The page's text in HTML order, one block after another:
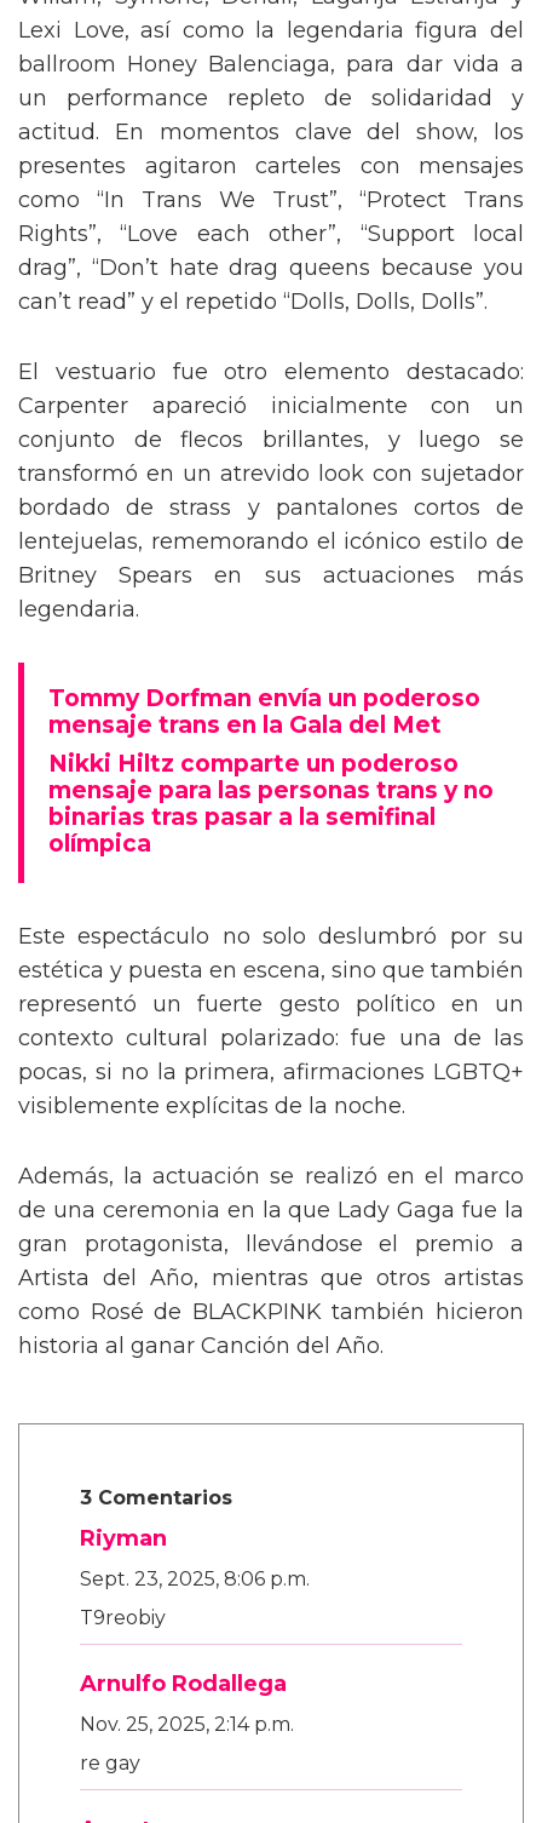
Willam, Symone, Denali, Laganja Estranja y
Lexi Love, así como la legendaria figura del
ballroom Honey Balenciaga, para dar vida a
un performance repleto de solidaridad y
actitud. En momentos clave del show, los
presentes agitaron carteles con mensajes
como “In Trans We Trust”, “Protect Trans
Rights”, “Love each other”, “Support local
drag”, “Don’t hate drag queens because you
can’t read” y el repetido “Dolls, Dolls, Dolls”.
El vestuario fue otro elemento destacado:
Carpenter apareció inicialmente con un
conjunto de flecos brillantes, y luego se
transformó en un atrevido look con sujetador
bordado de strass y pantalones cortos de
lentejuelas, rememorando el icónico estilo de
Britney Spears en sus actuaciones más
legendaria.
Tommy Dorfman envía un poderoso
mensaje trans en la Gala del Met
Nikki Hiltz comparte un poderoso
mensaje para las personas trans y no
binarias tras pasar a la semifinal
olímpica
Este espectáculo no solo deslumbró por su
estética y puesta en escena, sino que también
representó un fuerte gesto político en un
contexto cultural polarizado: fue una de las
pocas, si no la primera, afirmaciones LGBTQ+
visiblemente explícitas de la noche.
Además, la actuación se realizó en el marco
de una ceremonia en la que Lady Gaga fue la
gran protagonista, llevándose el premio a
Artista del Año, mientras que otros artistas
como Rosé de BLACKPINK también hicieron
historia al ganar Canción del Año.
Riyman
Arnulfo Rodallega